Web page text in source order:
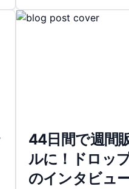
44日間で週間
ルに！ドロッ
のインタビュ